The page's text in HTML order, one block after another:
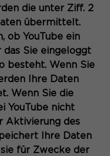
die unter Ziff. 2
übermittelt.
ob YouTube ein
Sie eingeloggt
besteht. Wenn Sie
Ihre Daten
Wenn Sie die
YouTube nicht
Aktivierung des
Ihre Daten
für Zwecke der